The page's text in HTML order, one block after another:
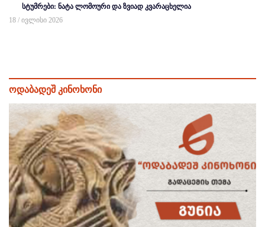
სტუმრები: ნატა ლომოური და ზვიად კვარაცხელია
18 / ივლისი 2026
ოდაბადეშ კინოხონი